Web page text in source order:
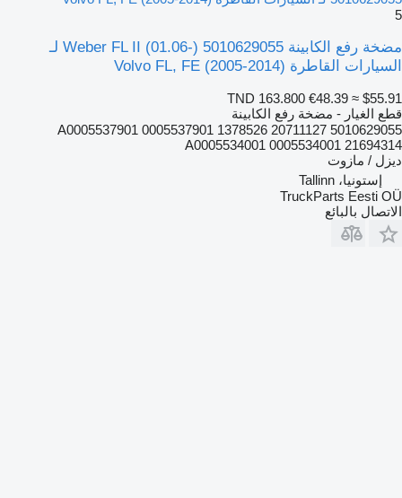
5
مضخة رفع الكابينة Weber FL II (01.06-) 5010629055 لـ
السيارات القاطرة Volvo FL, FE (2005-2014)
TND 163.800 €48.39 ≈ $55.91
قطع الغيار - مضخة رفع الكابينة
5010629055 20711127 1378526 0005537901 A0005537901
A0005534001 0005534001 21694314
ديزل / مازوت
إستونيا، Tallinn
TruckParts Eesti OÜ
الاتصال بالبائع